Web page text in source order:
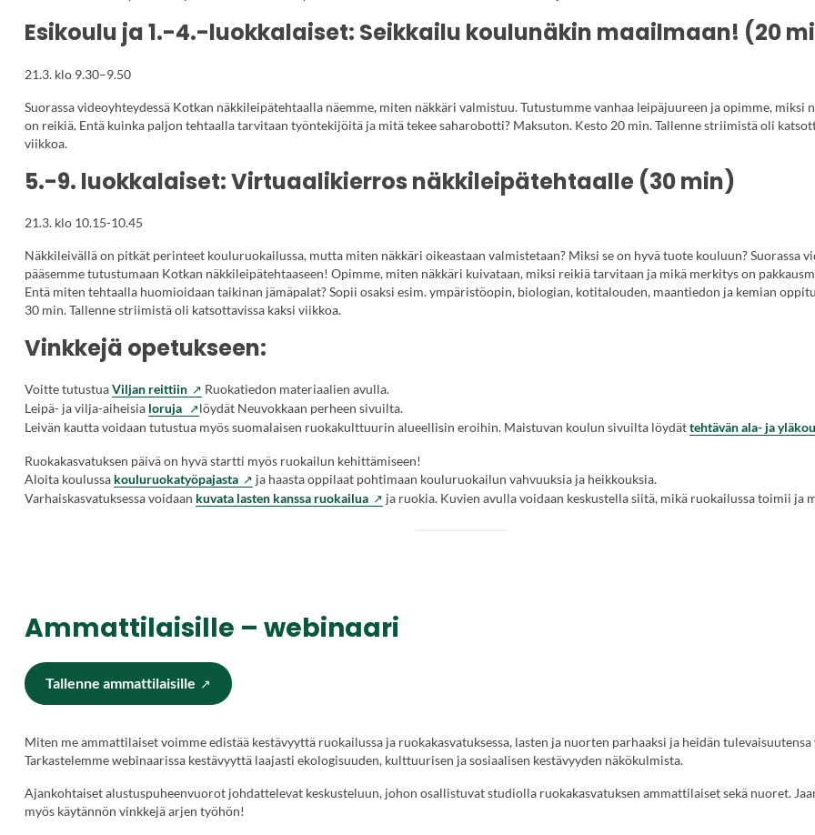
Esikoulu ja 1.-4.-luokkalaiset: Seikkailu koulunäkin maailmaan! (20
21.3. klo 9.30–9.50
Suorassa videoyhteydessä Kotkan näkkileipätehtaalla näemme, miten näkkäri valmistuu. Tutustumme vanhaa leipäjuureen ja opimme, miksi
on reikiä. Entä kuinka paljon tehtaalla tarvitaan työntekijöitä ja mitä tekee saharobotti? Maksuton. Kesto 20 min. Tallenne striimistä oli
viikkoa.
5.-9. luokkalaiset: Virtuaalikierros näkkileipätehtaalle (30 min)
21.3. klo 10.15-10.45
Näkkileivällä on pitkät perinteet kouluruokailussa, mutta miten näkkäri oikeastaan valmistetaan? Miksi se on hyvä tuote kouluun? Suorassa
pääsemme tutustumaan Kotkan näkkileipätehtaaseen! Opimme, miten näkkäri kuivataan, miksi reikiä tarvitaan ja mikä merkitys on
Entä miten tehtaalla huomioidaan taikinan jämäpalat? Sopii osaksi esim. ympäristöopin, biologian, kotitalouden, maantiedon ja kemian
30 min. Tallenne striimistä oli katsottavissa kaksi viikkoa.
Vinkkejä opetukseen:
Voitte tutustuaViljan reittiin(Vieraile
ulkoisella
sivustolla.
avautuu
uuteen
välilehteen.)
Ruokatiedon materiaalien avulla.
Leipä- ja vilja-aiheisia loruja
(Vieraile
ulkoisella
Linkki
avautuu
uuteen
löydät Neuvokkaan perheen sivuilta.
Leivän kautta voidaan tutustua myös suomalaisen ruokakulttuurin alueellisin eroihin. Maistuvan koulun sivuilta löydättehtävän ala- ja
Ruokakasvatuksen päivä on hyvä startti myös ruokailun kehittämiseen!
Aloita koulussa kouluruokatyöpajasta(Vieraile
ulkoisella
ja haasta oppilaat pohtimaan kouluruokailun vahvuuksia ja heikkouksia.
Varhaiskasvatuksessa voidaan kuvata lasten kanssa ruokailua(Vieraile
ja ruokia. Kuvien avulla voidaan keskustella siitä, mikä ruokailussa toimii ja
Ammattilaisille – webinaari
Tallenne ammattilaisille(
e
r
i
l
Miten me ammattilaiset voimme edistää kestävyyttä ruokailussa ja ruokakasvatuksessa, lasten ja nuorten parhaaksi ja heidän tulevaisuutensa
Tarkastelemme webinaarissa kestävyyttä laajasti ekologisuuden, kulttuurisen ja sosiaalisen kestävyyden näkökulmista.
Ajankohtaiset alustuspuheenvuorot johdattelevat keskusteluun, johon osallistuvat studiolla ruokakasvatuksen ammattilaiset sekä nuoret.
myös käytännön vinkkejä arjen työhön!